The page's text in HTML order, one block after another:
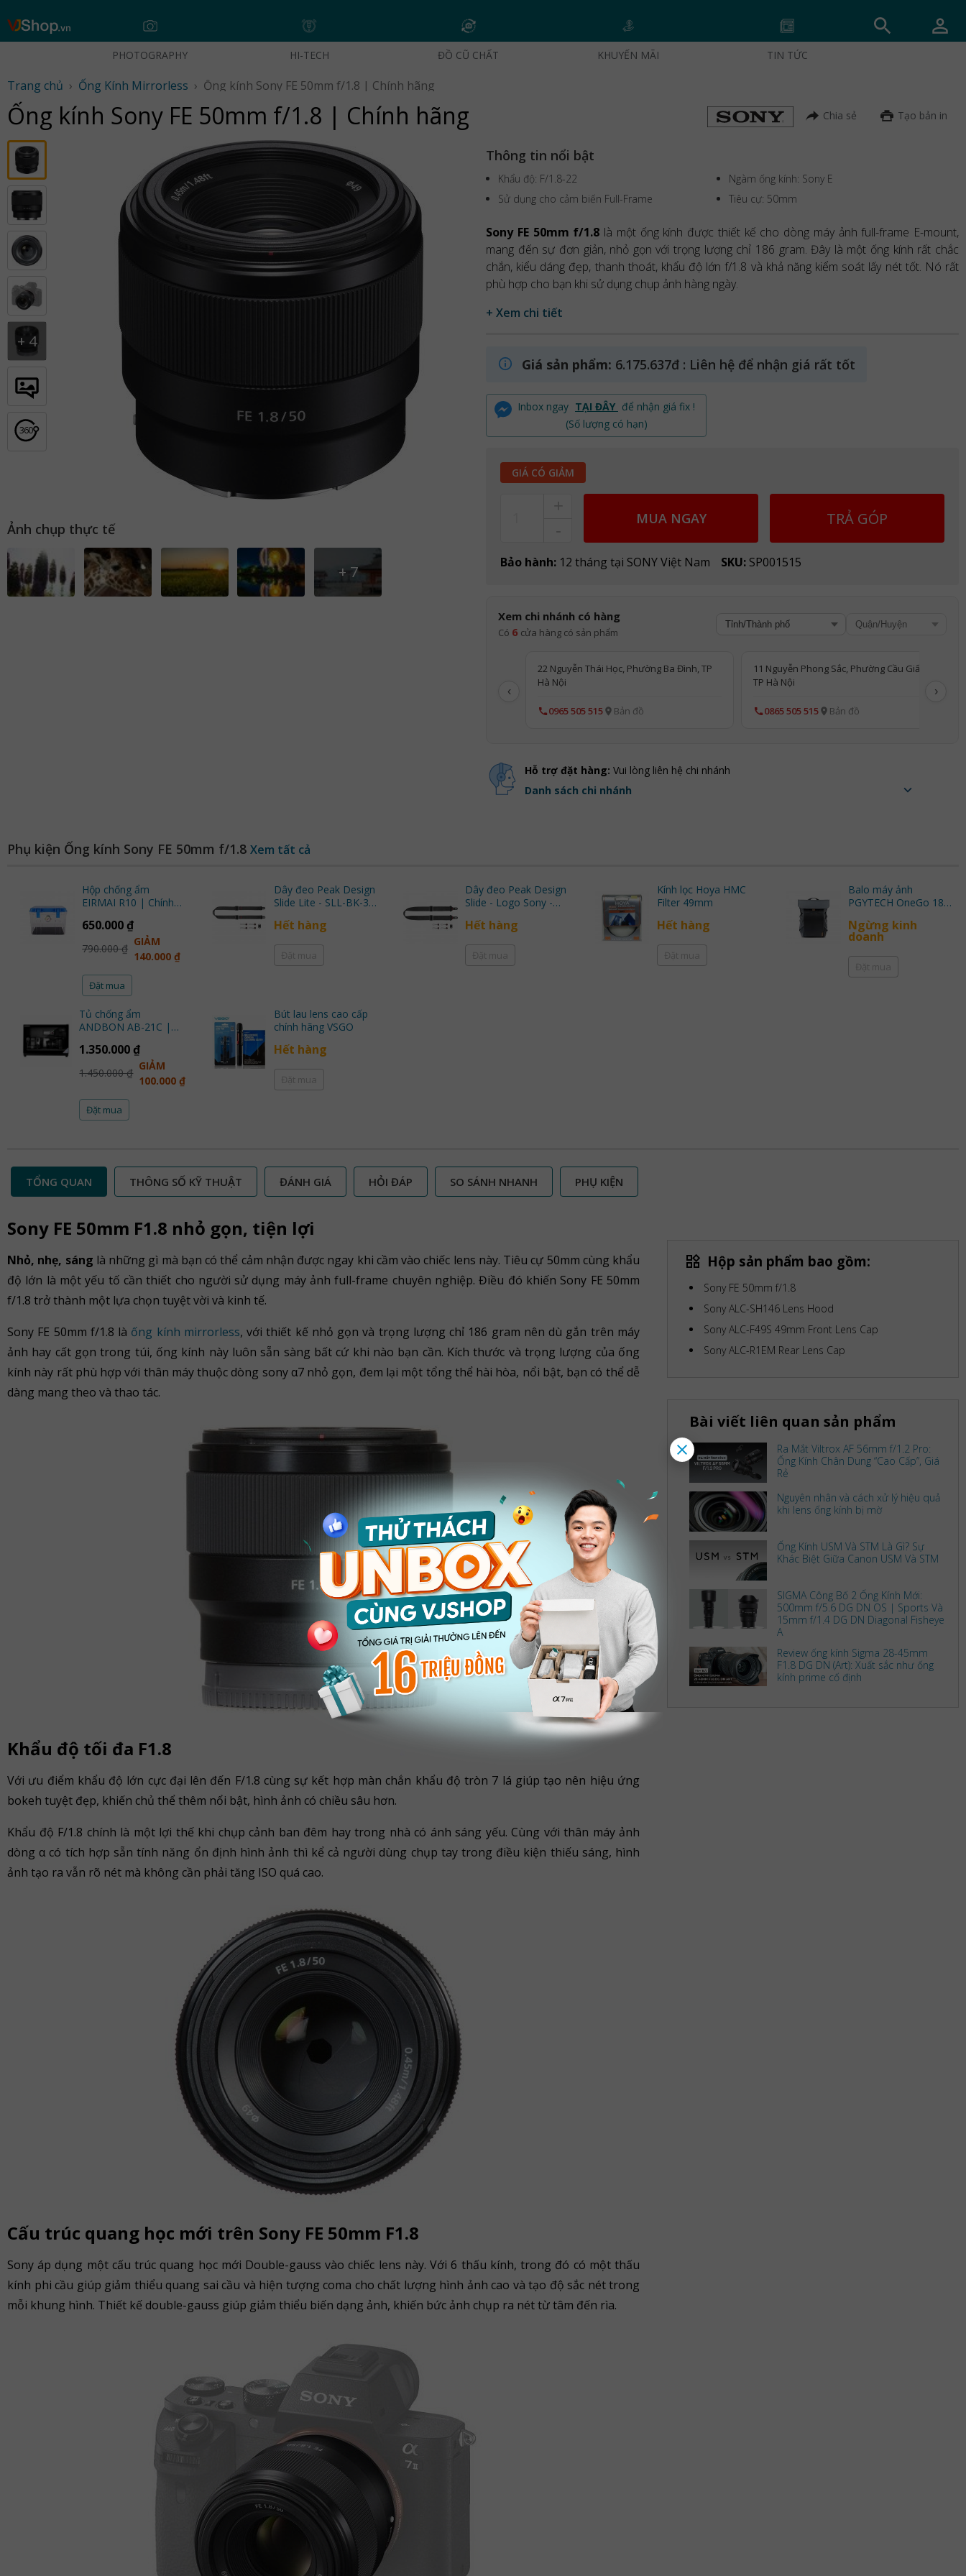
Skip
PHOTOGRAPHY HI-TECH ĐỒ CŨ CHẤT KHUYẾN MÃI TIN TỨC
Trang chủ › Ống Kính Mirrorless › Ống kính Sony FE 50mm f/1.8 | Chính hãng
Ống kính Sony FE 50mm f/1.8 | Chính hãng Chia sẻ Tạo bản in
+ 4
0
36
Ảnh chụp thực tế
+ 7
Thông tin nổi bật
Khẩu độ: F/1.8-22
Ngàm ống kính: Sony E
Sử dụng cho cảm biến Full-Frame
Tiêu cự: 50mm
Sony FE 50mm f/1.8 là một ống kính được thiết kế cho dòng máy ảnh full-frame E-mount,
mang đến sự đơn giản, nhỏ gọn với trọng lượng chỉ 186 gram. Đây là một ống kính rất chắc
chắn, kiểu dáng đẹp, thanh thoát, khẩu độ lớn f/1.8 và khả năng kiểm soát lấy nét tốt. Nó rất
phù hợp cho bạn khi sử dụng chụp ảnh hàng ngày.
+ Xem chi tiết
Giá sản phẩm: 6.175.637đ : Liên hệ để nhận giá rất tốt
Inbox ngay TẠI ĐÂY để nhận giá fix !
(Số lượng có hạn)
GIÁ CÓ GIẢM
MUA NGAY TRẢ GÓP
Bảo hành: 12 tháng tại SONY Việt Nam SKU: SP001515
Xem chi nhánh có hàng
Có 6 cửa hàng có sản phẩm
‹
22 Nguyễn Thái Học, Phường Ba Đình, TP
Hà Nội
0965 505 515 Bản đồ
11 Nguyễn Phong Sắc, Phường Cầu Giấy,
TP Hà Nội
0865 505 515 Bản đồ
›
Hỗ trợ đặt hàng: Vui lòng liên hệ chi nhánh
Danh sách chi nhánh
Phụ kiện Ống kính Sony FE 50mm f/1.8 Xem tất cả
Hộp chống ẩm
EIRMAI R10 | Chính
650.000 ₫
790.000 ₫
GIẢM
140.000 ₫
Đặt mua
Dây đeo Peak Design
Slide Lite - SLL-BK-3
Hết hàng
Dây đeo Peak Design
Slide - Logo Sony -
Hết hàng
Kính lọc Hoya HMC
Filter 49mm
Hết hàng
Balo máy ảnh
PGYTECH OneGo 18L
Ngừng kinh
doanh
Tủ chống ẩm
ANDBON AB-21C |
1.350.000 ₫
1.450.000 ₫
GIẢM
100.000 ₫
Đặt mua
Bút lau lens cao cấp
chính hãng VSGO
Hết hàng
TỔNG QUAN THÔNG SỐ KỸ THUẬT ĐÁNH GIÁ HỎI ĐÁP SO SÁNH NHANH PHỤ KIỆN
Sony FE 50mm F1.8 nhỏ gọn, tiện lợi
Nhỏ, nhẹ, sáng là những gì mà bạn có thể cảm nhận được ngay khi cầm vào chiếc lens này. Tiêu cự 50mm cùng khẩu
độ lớn là một yếu tố cần thiết cho người sử dụng máy ảnh full-frame chuyên nghiệp. Điều đó khiến Sony FE 50mm
f/1.8 trở thành một lựa chọn tuyệt vời và kinh tế.
Sony FE 50mm f/1.8 là ống kính mirrorless, với thiết kế nhỏ gọn và trọng lượng chỉ 186 gram nên dù gắn trên máy
ảnh hay cất gọn trong túi, ống kính này luôn sẵn sàng bất cứ khi nào bạn cần. Kích thước và trọng lượng của ống
kính này rất phù hợp với thân máy thuộc dòng sony α7 nhỏ gọn, đem lại một tổng thể hài hòa, nổi bật, bạn có thể dễ
dàng mang theo và thao tác.
Khẩu độ tối đa F1.8
Với ưu điểm khẩu độ lớn cực đại lên đến F/1.8 cùng sự kết hợp màn chắn khẩu độ tròn 7 lá giúp tạo nên hiệu ứng
bokeh tuyệt đẹp, khiến chủ thể thêm nổi bật, hình ảnh có chiều sâu hơn.
Khẩu độ F/1.8 chính là một lợi thế khi chụp cảnh ban đêm hay trong nhà có ánh sáng yếu. Cùng với thân máy ảnh
dòng α có tích hợp sẵn tính năng ổn định hình ảnh thì kể cả người dùng chụp tay trong điều kiện thiếu sáng, hình
ảnh tạo ra vẫn rõ nét mà không cần phải tăng ISO quá cao.
Cấu trúc quang học mới trên Sony FE 50mm F1.8
Sony áp dụng một cấu trúc quang học mới Double-gauss vào chiếc lens này. Với 6 thấu kính, trong đó có một thấu
kính phi cầu giúp giảm thiểu quang sai cầu và hiện tượng coma cho chất lượng hình ảnh cao và tạo độ sắc nét trong
mỗi khung hình. Thiết kế double-gauss giúp giảm thiểu biến dạng ảnh, khiến bức ảnh chụp ra nét từ tâm đến rìa.
Hộp sản phẩm bao gồm:
Sony FE 50mm f/1.8
Sony ALC-SH146 Lens Hood
Sony ALC-F49S 49mm Front Lens Cap
Sony ALC-R1EM Rear Lens Cap
Bài viết liên quan sản phẩm
Ra Mắt Viltrox AF 56mm f/1.2 Pro:
Ống Kính Chân Dung “Cao Cấp”, Giá
Rẻ
Nguyên nhân và cách xử lý hiệu quả
khi lens ống kính bị mờ
Ống Kính USM Và STM Là Gì? Sự
Khác Biệt Giữa Canon USM Và STM
SIGMA Công Bố 2 Ống Kính Mới:
500mm f/5.6 DG DN OS | Sports Và
15mm f/1.4 DG DN Diagonal Fisheye
A
Review ống kính Sigma 28-45mm
F1.8 DG DN (Art): Xuất sắc như ống
kính prime cố định